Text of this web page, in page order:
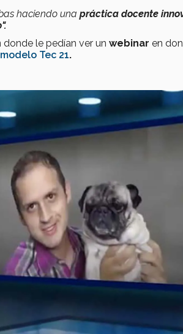
haciendo una práctica docente
le pedían ver un webinar en
modelo Tec 21.